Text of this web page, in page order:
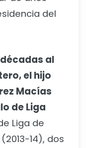
del
al
el hijo
Macías
de Liga
Liga de
14), dos